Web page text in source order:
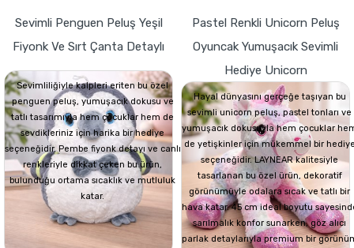
Sevimli Penguen Peluş Yeşil
Fiyonk Ve Sırt Çanta Detaylı
Sevimliliğiyle kalpleri eriten bu özel
penguen peluş, yumuşacık dokusu ve
tatlı tasarımıyla hem çocuklar hem de
sevdikleriniz için harika bir hediye
seçeneğidir. Pembe fiyonk detayı ve canlı
renkleriyle dikkat çeken bu ürün,
bulunduğu ortama sıcaklık ve mutluluk
katar.
Pastel Renkli Unicorn Peluş
Oyuncak Yumuşacık Sevimli
Hediye Unicorn
Hayal dünyasını gerçeğe taşıyan bu
sevimli unicorn peluş, pastel tonları ve
yumuşacık dokusuyla hem çocuklar
de yetişkinler için mükemmel bir
seçeneğidir. LAYNEAR kalitesiyle
tasarlanan bu özel ürün, dekoratif
görünümüyle odalara sıcak ve tatlı bir
hava katar. 45 cm ideal boyutu
sarılmalık konfor sunarken, göz alıcı
parlak detaylarıyla premium bir